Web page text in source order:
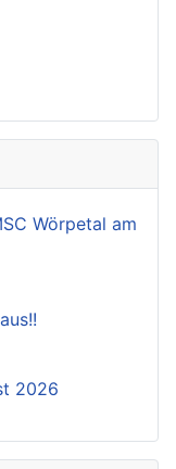
Wörpetal am
2026